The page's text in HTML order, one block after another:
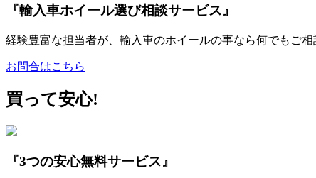
『輸入車ホイール選び相談サービス』
経験豊富な担当者が、輸入車のホイールの事なら何でもご相
お問合はこちら
買って安心!
『3つの安心無料サービス』